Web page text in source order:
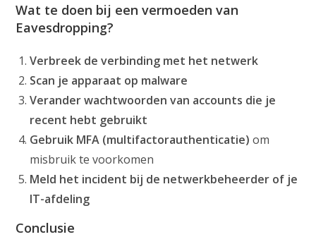
Wat te doen bij een vermoeden van
Eavesdropping?
Verbreek de verbinding met het netwerk
Scan je apparaat op malware
Verander wachtwoorden van accounts die je
recent hebt gebruikt
Gebruik MFA (multifactorauthenticatie) om
misbruik te voorkomen
Meld het incident bij de netwerkbeheerder of je
IT-afdeling
Conclusie